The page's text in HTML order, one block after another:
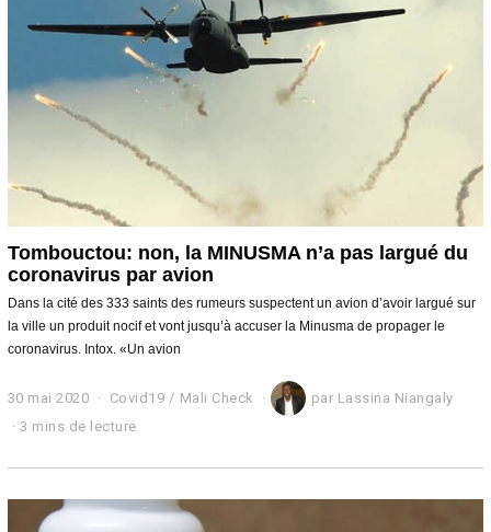
Tombouctou: non, la MINUSMA n’a pas largué du
coronavirus par avion
Dans la cité des 333 saints des rumeurs suspectent un avion d’avoir largué sur
la ville un produit nocif et vont jusqu’à accuser la Minusma de propager le
coronavirus. Intox. «Un avion
30 mai 2020
1
m
2
0
Covid19 / Mali Check par Lassina Niangaly
3 mins de lecture